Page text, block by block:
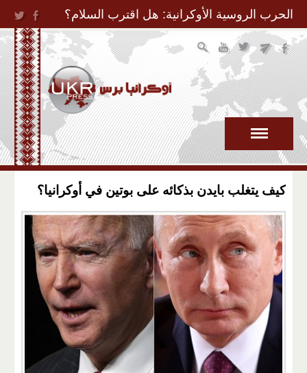
Jump to Navigation
الحرب الروسية الأوكرانية: هل اقترب السلام؟
كيف يتغلب بايدن بذكائه على بوتين في أوكرانيا؟